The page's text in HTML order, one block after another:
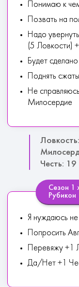
Понимаю к
Позвать на
Надо
(5 Ловкости)
Будет
Поднять
Не
Милосердие
Честь: 19
Сезон 1
Рубикон
Я нуждаюсь не
Попросить
Перевяжу +1
Да/Нет +1